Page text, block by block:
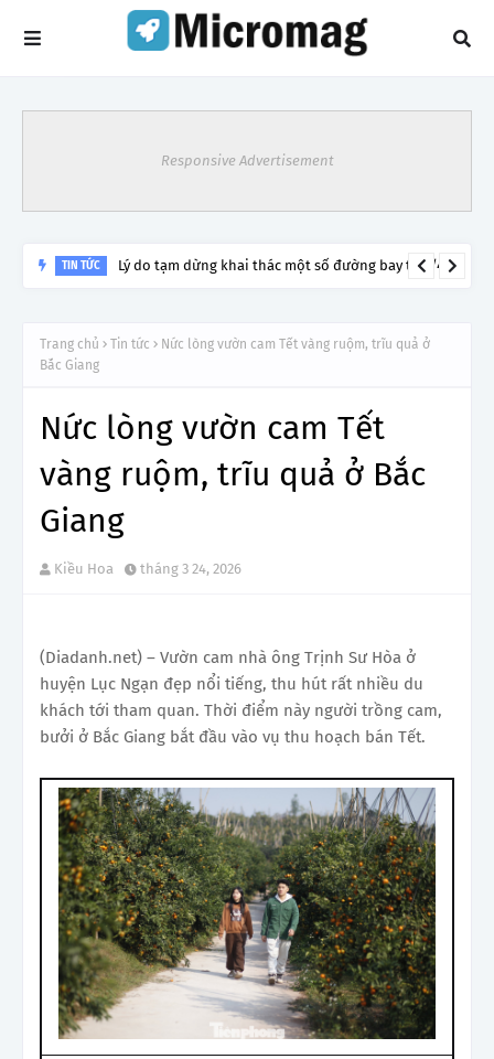
Responsive Advertisement
TIN TỨC Lý do tạm dừng khai thác một số đường bay từ 1/4
Trang chủ Tin tức
Nức lòng vườn cam Tết vàng ruộm, trĩu quả ở
Bắc Giang
Nức lòng vườn cam Tết
vàng ruộm, trĩu quả ở Bắc
Giang
Kiều Hoa tháng 3 24, 2026
(Diadanh.net) – Vườn cam nhà ông Trịnh Sư Hòa ở
huyện Lục Ngạn đẹp nổi tiếng, thu hút rất nhiều du
khách tới tham quan. Thời điểm này người trồng cam,
bưởi ở Bắc Giang bắt đầu vào vụ thu hoạch bán Tết.